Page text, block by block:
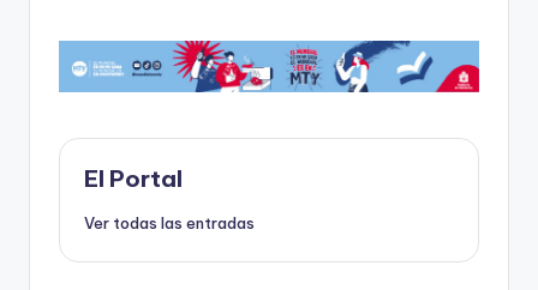
c
e
b
o
o
k
st
o
d
o
n
ai
l
a
ts
A
p
m
p
ar
ti
El Portal
Ver todas las entradas